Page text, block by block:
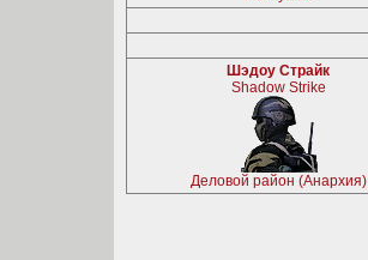
Шэдоу Страйк
Shadow Strike
Деловой район (Анархия)